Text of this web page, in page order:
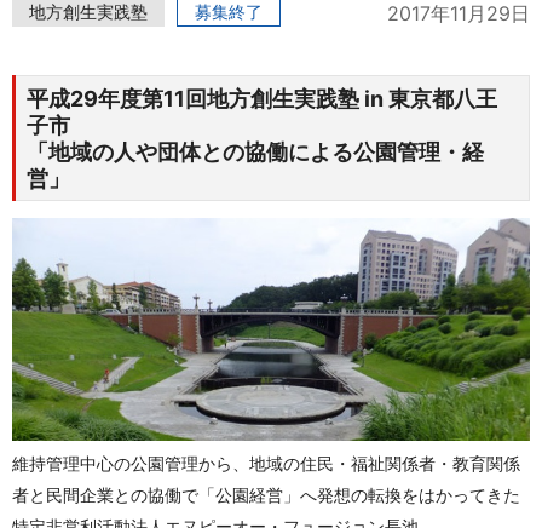
地方創生実践塾 募集終了 2017年11月29日
平成29年度第11回地方創生実践塾 in 東京都八王
子市
「地域の人や団体との協働による公園管理・経
営」
維持管理中心の公園管理から、地域の住民・福祉関係者・教育関係
者と民間企業との協働で「公園経営」へ発想の転換をはかってきた